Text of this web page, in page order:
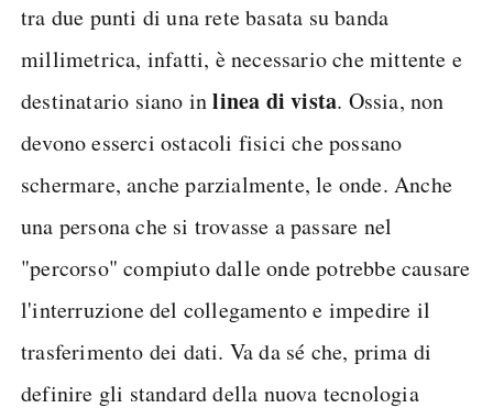
tra due punti di una rete basata su banda
millimetrica, infatti, è necessario che mittente e
destinatario siano inlinea di vista. Ossia, non
devono esserci ostacoli fisici che possano
schermare, anche parzialmente, le onde. Anche
una persona che si trovasse a passare nel
"percorso" compiuto dalle onde potrebbe causare
l'interruzione del collegamento e impedire il
trasferimento dei dati. Va da sé che, prima di
definire gli standard della nuova tecnologia